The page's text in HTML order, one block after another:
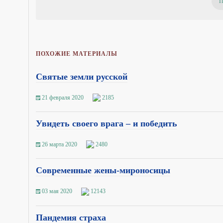
ПОХОЖИЕ МАТЕРИАЛЫ
Святые земли русской
21 февраля 2020 2185
Увидеть своего врага – и победить
26 марта 2020 2480
Современные жены-мироносицы
03 мая 2020 12143
Пандемия страха